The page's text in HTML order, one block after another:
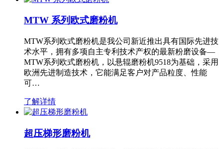
MTW 系列欧式磨粉机
MTW系列欧式磨粉机是我公司新近推出具有国际先进技
术水平，拥有多项自主专利技术产权的最新粉磨设备—
MTW系列欧式磨粉机，以悬辊磨粉机9518为基础，采用
欧洲先进制造技术，它能满足客户对产品粒度、性能
可…
了解详情
超压梯形磨粉机